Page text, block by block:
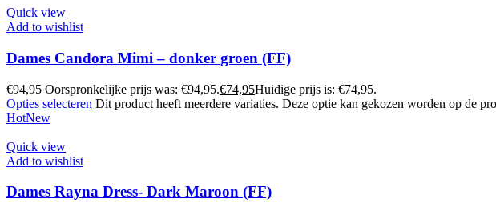
Quick view
Add to wishlist
Dames Candora Mimi – donker groen (FF)
€94,95 Oorspronkelijke prijs was: €94,95.€74,95Huidige prijs is: €74,95.
Opties selecteren Dit product heeft meerdere variaties. Deze optie kan gekozen worden op de
HotNew
Quick view
Add to wishlist
Dames Rayna Dress- Dark Maroon (FF)